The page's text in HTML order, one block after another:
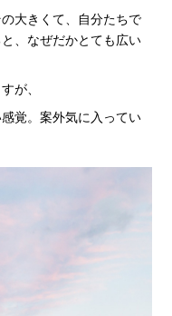
大きくて、自分たちで
、なぜだかとても広い
が、
覚。案外気に入ってい